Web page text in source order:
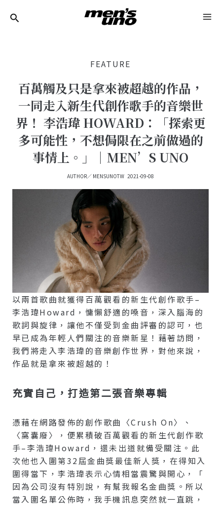
FEATURE
百萬觸及只是拿來被超越的作品，
一同走入新生代創作歌手的音樂世
界！ 李浩瑋 HOWARD：「探索更
多可能性，不想侷限在之前做過的
事情上。」｜MEN’S UNO
AUTHOR／ MENSUNOTW 2021-09-08
以兩首歌曲就獲得百萬觀看的新生代創作歌手–
李浩瑋Howard，慵懶舒適的嗓音，深入腦海的
歌詞與旋律，讓他不僅受到金曲評審的認可，也
早已成為年輕人們關注的音樂新星！藉著訪問，
我們將走入李浩瑋的音樂創作世界，對他來說，
作品就是拿來被超越的！
充實自己，打造第二張音樂專輯
憑藉在網路發佈的創作歌曲〈crush On〉、
〈窩囊廢〉，便累積破百萬觀看的新生代創作歌
手–李浩瑋Howard，還未出道就備受關注。此
次他也入圍第32屆金曲獎最佳新人獎，在得知入
圍得當下，李浩瑋表示心情相當震驚與開心，「
因為公司沒有特別說，有幫我報名金曲獎。所以
當入圍名單公佈時，我手機訊息突然就一直跳，
Navigation